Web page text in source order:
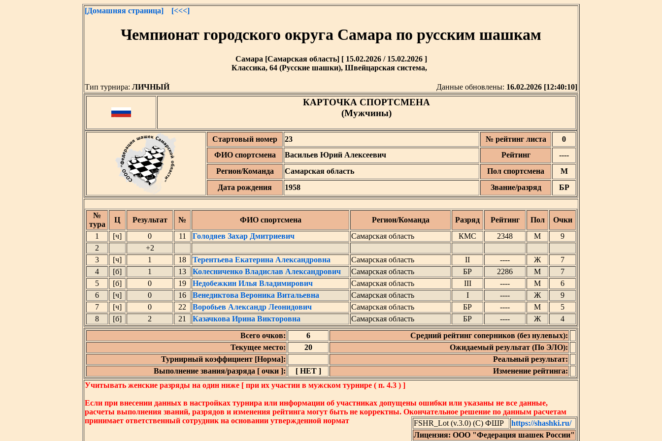
[Домашняя страница] [<<<]
Чемпионат городского округа Самара по русским шашкам
Самара [Самарская область] [ 15.02.2026 / 15.02.2026 ]
Классика, 64 (Русские шашки), Швейцарская система,
Тип турнира: ЛИЧНЫЙ Данные обновлены: 16.02.2026 [12:40:10]
КАРТОЧКА СПОРТСМЕНА
(Мужчины)
Стартовый номер 23 № рейтинг листа
0
ФИО спортсмена
Васильев Юрий Алексеевич Рейтинг
----
Регион/Команда
Самарская область Пол спортсмена
М
Дата рождения
1958 Звание/разряд БР
№
тура
Ц Результат № ФИО спортсмена Регион/Команда Разряд Рейтинг Пол
Очки
1
[ч] 0 11 Голодяев Захар Дмитриевич Самарская область КМС 2348 М
9
2
+2
3
[ч] 1 18 Терентьева Екатерина Александровна Самарская область II ---- Ж
7
4
[б] 1 13 Колесниченко Владислав Александрович Самарская область БР 2286 М
7
5
[б] 0 19 Недобежкин Илья Владимирович Самарская область III ---- М
6
6
[ч] 0 16 Венедиктова Вероника Витальевна Самарская область I ---- Ж
9
7
[ч] 0 22 Воробьев Александр Леонидович Самарская область БР ---- М
5
8
[б] 2 21 Казачкова Ирина Викторовна Самарская область БР ---- Ж
4
Всего очков:
6
Средний рейтинг соперников (без нулевых):
Текущее место:
20
Ожидаемый результат (По ЭЛО):
Турнирный коэффициент [Норма]:
Реальный результат:
Выполнение звания/разряда [ очки ]:
[ НЕТ ]
Изменение рейтинга:
Учитывать женские разряды на один ниже [ при их участии в мужском турнире ( п. 4.3 ) ]
Если при внесении данных в настройках турнира или информации об участниках допущены ошибки или указаны не все данные,
расчеты выполнения званий, разрядов и изменения рейтинга могут быть не корректны. Окончательное решение по данным расчетам
принимает ответственный сотрудник на основании утвержденной нормат
FSHR_Lot (v.3.0) (C) ФШР
https://shashki.ru/
Лицензия: ООО "Федерация шашек России"